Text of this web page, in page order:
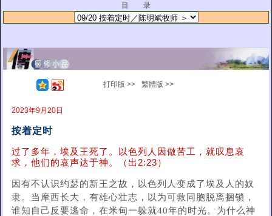
目 录
打印版 >> 繁體版 >>
2023年9月20日
按着定时
过了多年，埃及王死了。以色列人因做苦工，就叹息哀
求，他们的哀声达于神。（出2:23）
因有不认识约瑟的新王之故，以色列人变成了埃及人的奴
隶。当摩西长大，有雄心壮志，以为可救同胞脱离捆锁，
谁知自己反要逃命，在米甸一躲就40年的时光。为什么神